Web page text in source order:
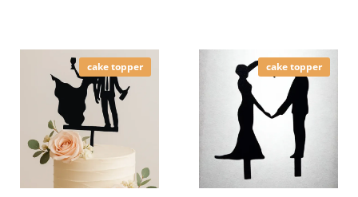
cake topper cake topper